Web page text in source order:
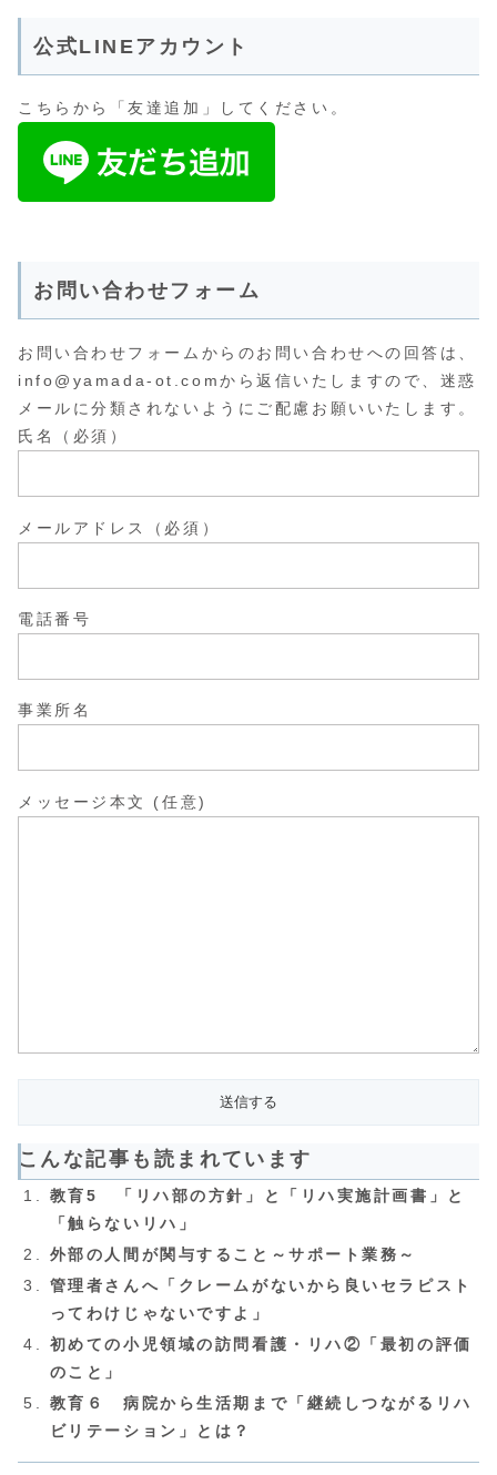
公式LINEアカウント
こちらから「友達追加」してください。
お問い合わせフォーム
お問い合わせフォームからのお問い合わせへの回答は、
info@yamada-ot.comから返信いたしますので、迷惑
メールに分類されないようにご配慮お願いいたします。
氏名（必須）
メールアドレス（必須）
電話番号
事業所名
メッセージ本文 (任意)
こんな記事も読まれています
教育5 「リハ部の方針」と「リハ実施計画書」と
「触らないリハ」
外部の人間が関与すること～サポート業務～
管理者さんへ「クレームがないから良いセラピスト
ってわけじゃないですよ」
初めての小児領域の訪問看護・リハ②「最初の評価
のこと」
教育６ 病院から生活期まで「継続しつながるリハ
ビリテーション」とは？